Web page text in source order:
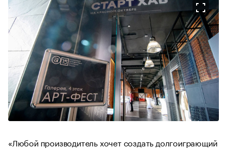
«Любой производитель хочет создать долгоиграющий